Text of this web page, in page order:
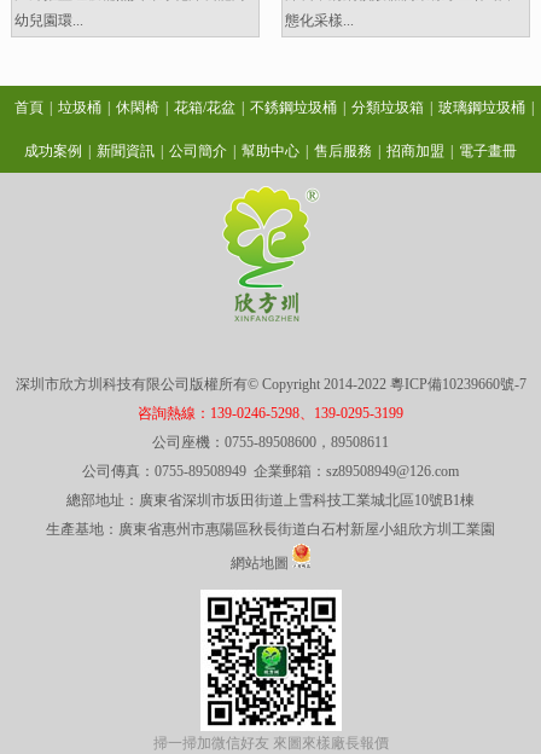
幼兒園環...
態化采樣...
首頁 垃圾桶 休閑椅 花箱/花盆 不銹鋼垃圾桶 分類垃圾箱 玻璃鋼垃圾桶
成功案例 新聞資訊 公司簡介 幫助中心 售后服務 招商加盟 電子畫冊
深圳市欣方圳科技有限公司版權所有© Copyright 2014-2022 粵ICP備10239660號-7
咨詢熱線：139-0246-5298、139-0295-3199
公司座機：0755-89508600，89508611
公司傳真：0755-89508949 企業郵箱：sz89508949@126.com
總部地址：廣東省深圳市坂田街道上雪科技工業城北區10號B1棟
生產基地：廣東省惠州市惠陽區秋長街道白石村新屋小組欣方圳工業園
網站地圖
掃一掃加微信好友 來圖來樣廠長報價